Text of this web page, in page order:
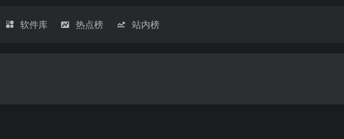
软件库 热点榜 站内榜